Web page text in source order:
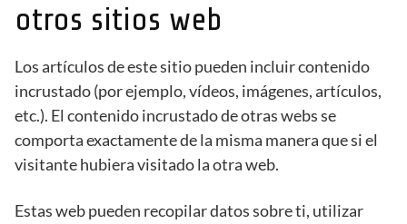
otros sitios web
Los artículos de este sitio pueden incluir contenido
incrustado (por ejemplo, vídeos, imágenes, artículos,
etc.). El contenido incrustado de otras webs se
comporta exactamente de la misma manera que si el
visitante hubiera visitado la otra web.
Estas web pueden recopilar datos sobre ti, utilizar